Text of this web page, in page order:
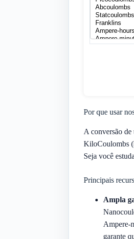
Por que usar
A conversão de
KiloCoulombs
Seja você
Principais
Ampla
Ampere-
garante